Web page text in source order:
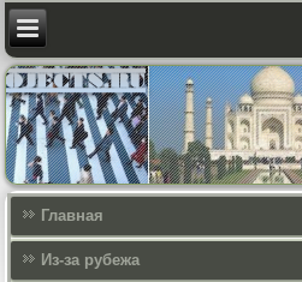
Главная
Из-за рубежа